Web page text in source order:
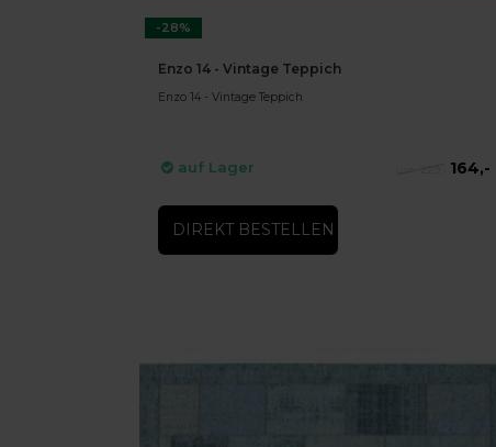
-28%
Enzo 14 - Vintage Teppich
Enzo 14 - Vintage Teppich
auf Lager 164,-
DIREKT BESTELLEN